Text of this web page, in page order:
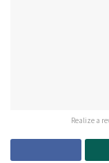
Realize a